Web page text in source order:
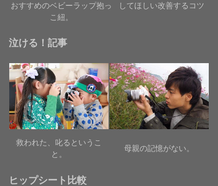
おすすめのベビーラップ抱っ
こ紐。
してほしい改善するコツ
泣ける！記事
救われた、叱るというこ
と。
母親の記憶がない。
ヒップシート比較